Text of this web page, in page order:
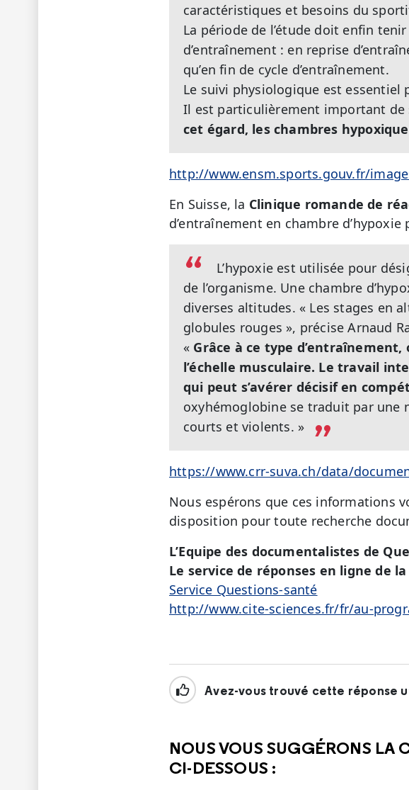
caractéristiques et besoins du
La période de l’étude doit enfin
d’entraînement : en reprise
qu’en fin de cycle d’entraînement.
Le suivi physiologique est
Il est particulièrement important de
cet égard, les chambres
http://www.ensm.sports.gouv.fr/
En Suisse, la Clinique romande de
d’entraînement en chambre
L’hypoxie est utilisée pour
de l’organisme. Une chambre
diverses altitudes. « Les stages en
globules rouges », précise Arnaud
« Grâce à ce type
l’échelle musculaire. Le travail
qui peut s’avérer décisif en
oxyhémoglobine se traduit par une
courts et violents. »
https://www.crr-suva.ch/data/
Nous espérons que ces informations
disposition pour toute recherche
L’Equipe des documentalistes de
Le service de réponses en ligne de
Service Questions-santé
http://www.cite-sciences.fr/fr/au-
Avez-vous trouvé cette réponse
NOUS VOUS SUGGÉRONS LA
CI-DESSOUS :